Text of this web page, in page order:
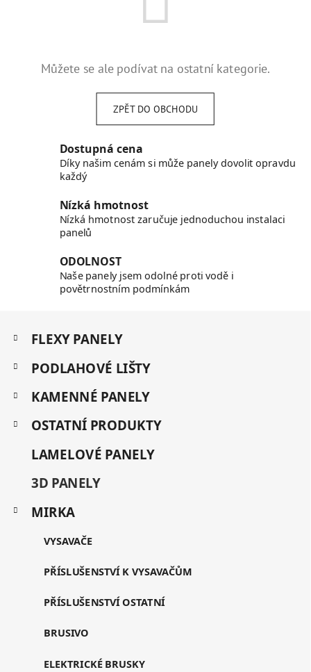
Můžete se ale podívat na ostatní kategorie.
ZPĚT DO OBCHODU
Dostupná cena
Díky našim cenám si může panely dovolit opravdu
každý
Nízká hmotnost
Nízká hmotnost zaručuje jednoduchou instalaci
panelů
ODOLNOST
Naše panely jsem odolné proti vodě i
povětrnostním podmínkám
a
e
o
i
FLEXY PANELY
PODLAHOVÉ LIŠTY
KAMENNÉ PANELY
OSTATNÍ PRODUKTY
LAMELOVÉ PANELY
3D PANELY
MIRKA
VYSAVAČE
PŘÍSLUŠENSTVÍ K VYSAVAČŮM
PŘÍSLUŠENSTVÍ OSTATNÍ
BRUSIVO
ELEKTRICKÉ BRUSKY